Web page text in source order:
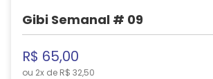
Gibi Semanal # 09
R$ 65,00
ou 2x de R$ 32,50